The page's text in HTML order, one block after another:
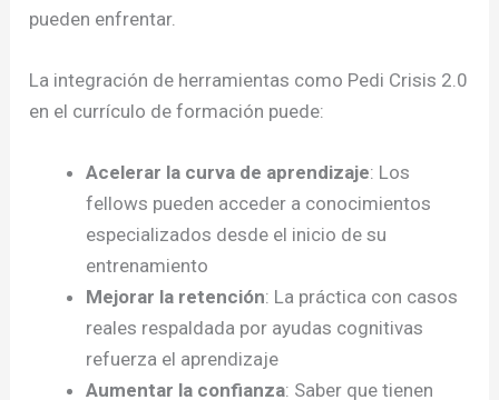
pueden enfrentar.
La integración de herramientas como Pedi Crisis 2.0
en el currículo de formación puede:
Acelerar la curva de aprendizaje: Los
fellows pueden acceder a conocimientos
especializados desde el inicio de su
entrenamiento
Mejorar la retención: La práctica con casos
reales respaldada por ayudas cognitivas
refuerza el aprendizaje
Aumentar la confianza: Saber que tienen